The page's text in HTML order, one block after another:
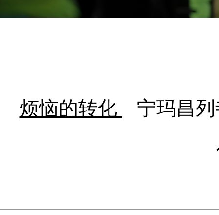
烦恼的转化
宁玛昌